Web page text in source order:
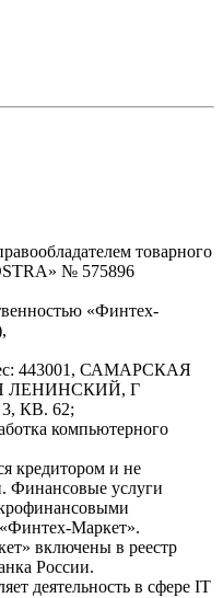
товарного
№ 575896
«Финтех-
443001, САМАРСКАЯ
ЛЕНИНСКИЙ, Г
КВ. 62;
компьютерного
кредитором и не
Финансовые услуги
Маркет».
включены в реестр
России.
деятельность в сфере IT